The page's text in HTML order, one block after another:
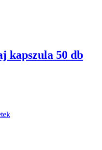
kapszula 50 db